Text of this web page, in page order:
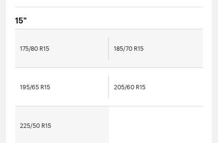
15"
175/80 R15 185/70 R15
195/65 R15 205/60 R15
225/50 R15